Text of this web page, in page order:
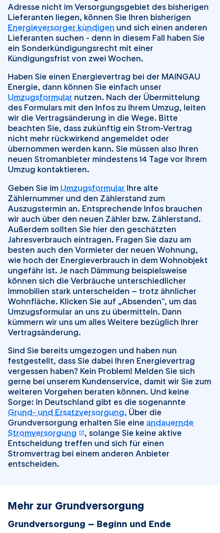
Adresse nicht im Versorgungsgebiet des bisherigen
Lieferanten liegen, können Sie Ihren bisherigen
Energieversorger kündigen und sich einen anderen
Lieferanten suchen - denn in diesem Fall haben Sie
ein Sonderkündigungsrecht mit einer
Kündigungsfrist von zwei Wochen.
Haben Sie einen Energievertrag bei der MAINGAU
Energie, dann können Sie einfach unser
Umzugsformular nutzen. Nach der Übermittelung
des Formulars mit den Infos zu Ihrem Umzug, leiten
wir die Vertragsänderung in die Wege. Bitte
beachten Sie, dass zukünftig ein Strom-Vertrag
nicht mehr rückwirkend angemeldet oder
übernommen werden kann. Sie müssen also Ihren
neuen Stromanbieter mindestens 14 Tage vor Ihrem
Umzug kontaktieren.
Geben Sie im Umzugsformular Ihre alte
Zählernummer und den Zählerstand zum
Auszugstermin an. Entsprechende Infos brauchen
wir auch über den neuen Zähler bzw. Zählerstand.
Außerdem sollten Sie hier den geschätzten
Jahresverbrauch eintragen. Fragen Sie dazu am
besten auch den Vormieter der neuen Wohnung,
wie hoch der Energieverbrauch in dem Wohnobjekt
ungefähr ist. Je nach Dämmung beispielsweise
können sich die Verbräuche unterschiedlicher
Immobilien stark unterscheiden – trotz ähnlicher
Wohnfläche. Klicken Sie auf „Absenden", um das
Umzugsformular an uns zu übermitteln. Dann
kümmern wir uns um alles Weitere bezüglich Ihrer
Vertragsänderung.
Sind Sie bereits umgezogen und haben nun
festgestellt, dass Sie dabei Ihren Energievertrag
vergessen haben? Kein Problem! Melden Sie sich
gerne bei unserem Kundenservice, damit wir Sie zum
weiteren Vorgehen beraten können. Und keine
Sorge: In Deutschland gibt es die sogenannte
Grund- und Ersatzversorgung. Über die
Grundversorgung erhalten Sie eine andauernde
Stromversorgung
öffnet in einem neuen Tab
, solange Sie keine aktive
Entscheidung treffen und sich für einen
Stromvertrag bei einem anderen Anbieter
entscheiden.
Mehr zur Grundversorgung
Grundversorgung – Beginn und Ende